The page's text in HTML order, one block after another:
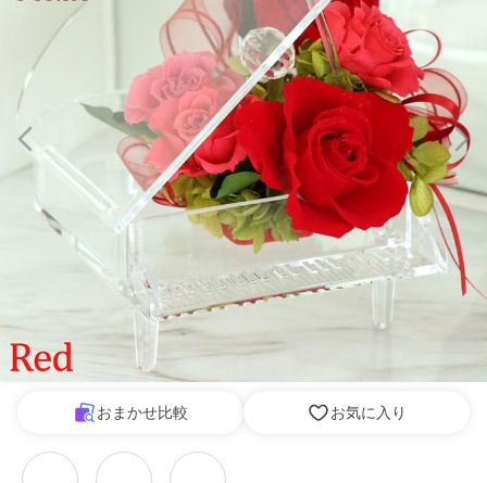
おまかせ比較 お気に入り